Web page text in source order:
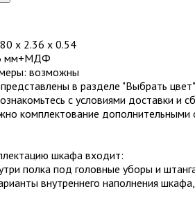
х 2.36 х 0.54
мм+МДФ
возможны
в разделе "Выбрать цвет"
с условиями доставки и
комплектование дополнительными
шкафа входит:
полка под головные уборы и
внутреннего наполнения